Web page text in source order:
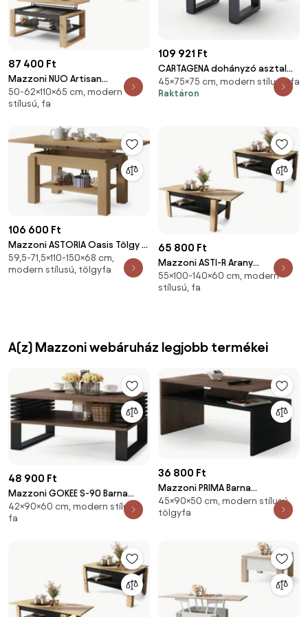
87 400 Ft
Mazzoni NUO Artisan
Tölgy/Antracit (Sötétszürke) -
MODERN DOHÁNYZÓASZTAL
50-62×110×65 cm, modern
stílusú, fa
109 921 Ft
CARTAGENA dohányzó asztal
akácfa 75x75cm - U alakú
antracit szürke lábbal - Natúr
45×75×75 cm, modern stílusú, fa
Raktáron
106 600 Ft
Mazzoni ASTORIA Oasis Tölgy -
NYITHATÓ/MAGASÍTHATÓ
DOHÁNYZÓASZTAL POLCOS
59,5-71,5×110-150×68 cm,
modern stílusú, tölgyfa
65 800 Ft
Mazzoni ASTI-R Arany
Tölgy/Fekete - MODERN
DOHÁNYZÓASZTAL BŐVÍTHETŐ
55×100-140×60 cm, modern
stílusú, fa
A(z) Mazzoni webáruház legjobb termékei
48 900 Ft
Mazzoni GOKEE S-90 Barna
Tölgy/Fekete Matt - MODERN
DOHÁNYZÓASZTAL LAMELLÁKKAL
42×90×60 cm, modern stílusú,
fa
36 800 Ft
Mazzoni PRIMA Barna
Tölgy/Fekete - MODERN
DOHÁNYZÓASZTAL
45×90×50 cm, modern stílusú,
tölgyfa